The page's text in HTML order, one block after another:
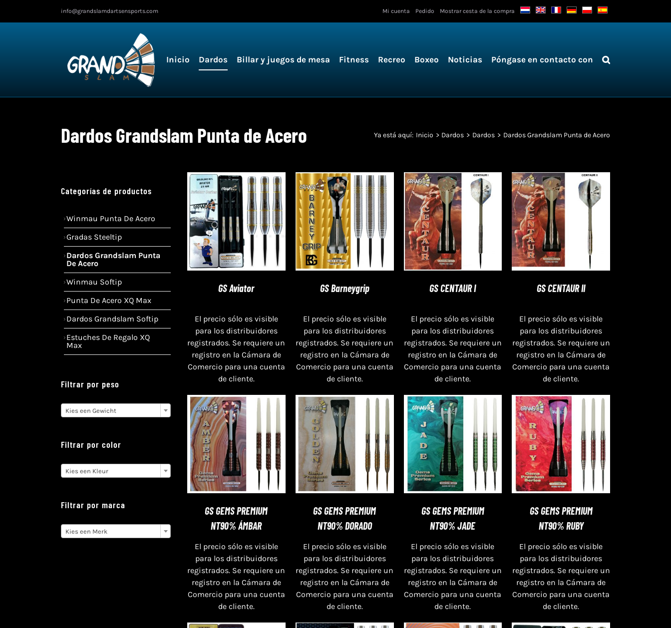
info@grandslamdartsensports.com Mi cuenta Pedido Mostrar cesta de la compra
Inicio Dardos Billar y juegos de mesa Fitness Recreo Boxeo Noticias Póngase en contacto con
Dardos Grandslam Punta de Acero Ya está aquí: Inicio Dardos Dardos Dardos Grandslam Punta de Acero
GS Aviator
El precio sólo es visible
para los distribuidores
registrados. Se requiere un
registro en la Cámara de
Comercio para una cuenta
de cliente.
GS Barneygrip
El precio sólo es visible
para los distribuidores
registrados. Se requiere un
registro en la Cámara de
Comercio para una cuenta
de cliente.
GS CENTAUR I
El precio sólo es visible
para los distribuidores
registrados. Se requiere un
registro en la Cámara de
Comercio para una cuenta
de cliente.
GS CENTAUR II
El precio sólo es visible
para los distribuidores
registrados. Se requiere un
registro en la Cámara de
Comercio para una cuenta
de cliente.
GS GEMS PREMIUM
NT90% ÁMBAR
El precio sólo es visible
para los distribuidores
registrados. Se requiere un
registro en la Cámara de
Comercio para una cuenta
de cliente.
GS GEMS PREMIUM
NT90% DORADO
El precio sólo es visible
para los distribuidores
registrados. Se requiere un
registro en la Cámara de
Comercio para una cuenta
de cliente.
GS GEMS PREMIUM
NT90% JADE
El precio sólo es visible
para los distribuidores
registrados. Se requiere un
registro en la Cámara de
Comercio para una cuenta
de cliente.
GS GEMS PREMIUM
NT90% RUBY
El precio sólo es visible
para los distribuidores
registrados. Se requiere un
registro en la Cámara de
Comercio para una cuenta
de cliente.
Categorías de productos
Winmau Punta De Acero
Gradas Steeltip
Dardos Grandslam Punta
De Acero
Winmau Softip
Punta De Acero XQ Max
Dardos Grandslam Softip
Estuches De Regalo XQ
Max
Filtrar por peso
Kies een Gewicht
Filtrar por color
Kies een Kleur
Filtrar por marca
Kies een Merk